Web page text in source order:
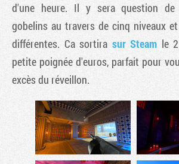
d'une heure. Il y sera question de
gobelins au travers de cinq niveaux
différentes. Ca sortira sur Steam le
petite poignée d'euros, parfait pour
excès du réveillon.